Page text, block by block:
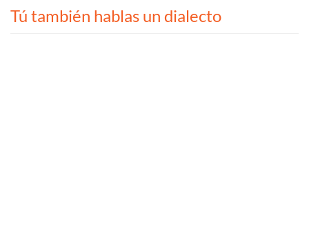
Tú también hablas un dialecto